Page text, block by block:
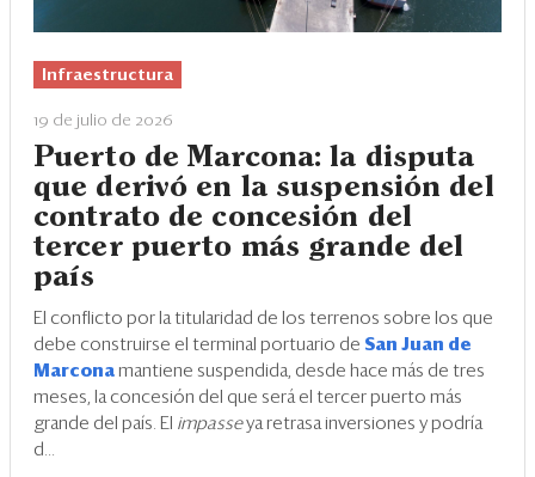
Infraestructura
19 de julio de 2026
Puerto de Marcona: la disputa
que derivó en la suspensión del
contrato de concesión del
tercer puerto más grande del
país
El conflicto por la titularidad de los terrenos sobre los que
debe construirse el terminal portuario de San Juan de
Marcona mantiene suspendida, desde hace más de tres
meses, la concesión del que será el tercer puerto más
grande del país. El impasseya retrasa inversiones y podría
d...